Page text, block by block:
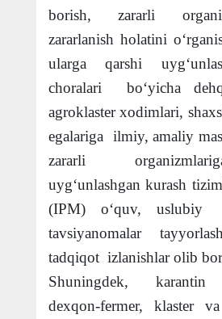
borish, zararli
zararlanish holatini
ularga qarshi
choralari bo‘yicha
agroklaster xodimlari,
egalariga ilmiy, amaliy
zararli
uyg‘unlashgan kurash
(IPM) o‘quv, uslubiy
tavsiyanomalar
tadqiqot izlanishlar olib
Shuningdek, karantin
dexqon-fermer, klaster